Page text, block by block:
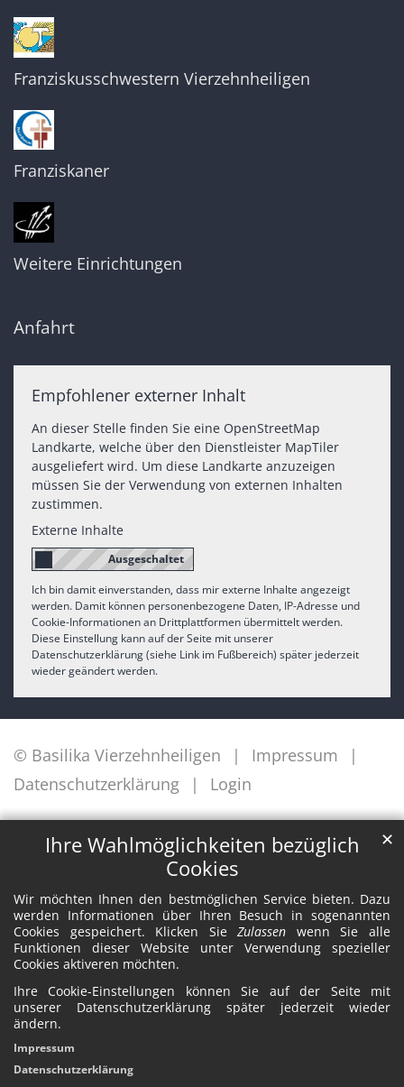
Ihre Wahlmöglichkeiten bezüglich
Cookies
Wir möchten Ihnen den bestmöglichen Service bieten. Dazu
werden Informationen über Ihren Besuch in sogenannten
Cookies gespeichert. Klicken SieZulassen wenn Sie alle
Funktionen dieser Website unter Verwendung spezieller
Cookies aktiveren möchten.
Ihre Cookie-Einstellungen können Sie auf der Seite mit
unserer Datenschutzerklärung später jederzeit wieder
ändern.
✕
Impressum
Datenschutzerklärung
Franziskusschwestern Vierzehnheiligen
Franziskaner
Weitere Einrichtungen
Anfahrt
Empfohlener externer Inhalt
An dieser Stelle finden Sie eine OpenStreetMap
Landkarte, welche über den Dienstleister MapTiler
ausgeliefert wird. Um diese Landkarte anzuzeigen
müssen Sie der Verwendung von externen Inhalten
zustimmen.
Externe Inhalte
Ich bin damit einverstanden, dass mir externe Inhalte angezeigt
werden. Damit können personenbezogene Daten, IP-Adresse und
Cookie-Informationen an Drittplattformen übermittelt werden.
Diese Einstellung kann auf der Seite mit unserer
Datenschutzerklärung (siehe Link im Fußbereich) später jederzeit
wieder geändert werden.
© Basilika Vierzehnheiligen
Impressum
Datenschutzerklärung
Login